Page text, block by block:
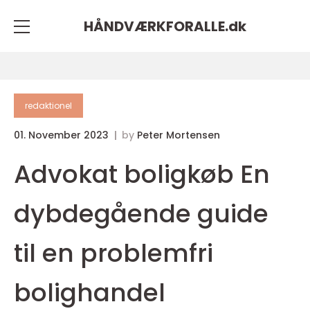
HÅNDVÆRKFORALLE.dk
redaktionel
01. November 2023 by Peter Mortensen
Advokat boligkøb En
dybdegående guide
til en problemfri
bolighandel